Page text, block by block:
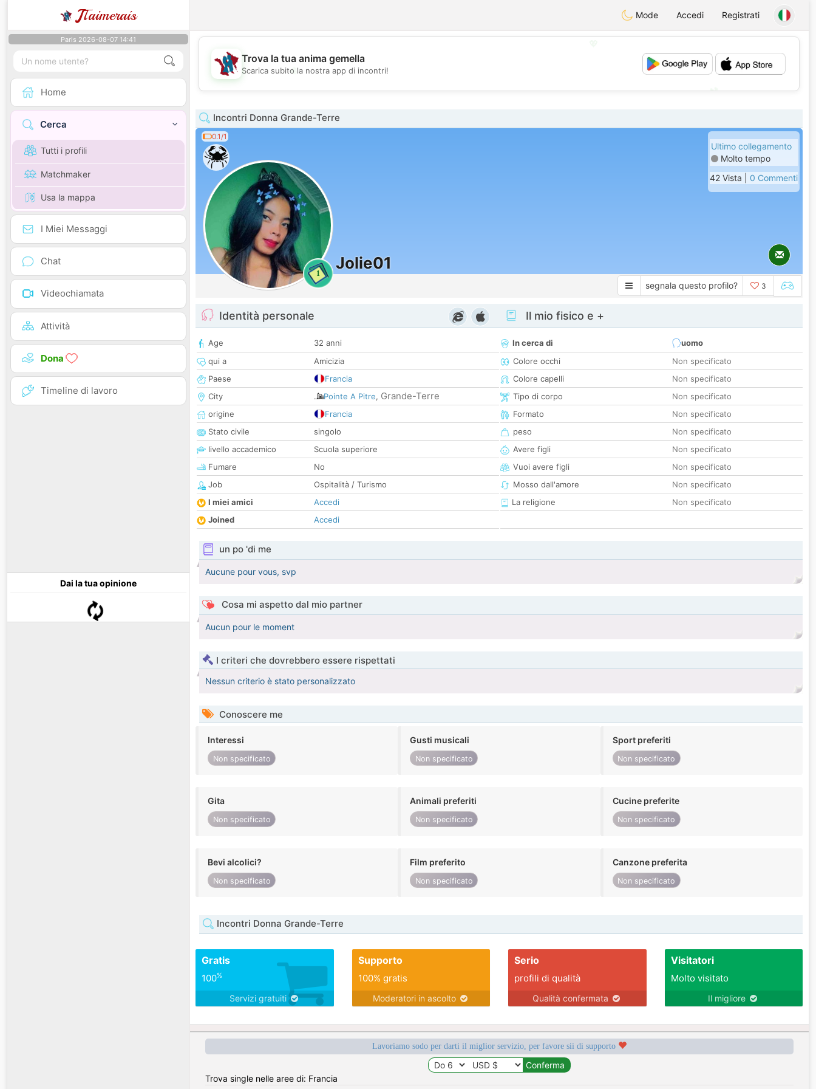
JTaimerais Mode Accedi Registrati
Paris 2026-08-07 14:41
Home
Cerca
Tutti i profili
Matchmaker
Usa la mappa
I Miei Messaggi
Chat
Videochiamata
Attività
Dona
Timeline di lavoro
Dai la tua opinione
💖
💕
Trova la tua anima gemella
Scarica subito la nostra app di incontri!
Incontri Donna Grande-Terre
0.1/1
1
Jolie01
Ultimo collegamento
Molto tempo
42 Vista | 0 Commenti
segnala questo profilo? 3
Identità personale
Age
32 anni
qui a
Amicizia
Paese
Francia
City
Pointe A Pitre, Grande-Terre
origine
Francia
Stato civile
singolo
livello accademico
Scuola superiore
Fumare
No
Job
Ospitalità / Turismo
I miei amici
Accedi
Joined
Accedi
Il mio fisico e +
In cerca di
uomo
Colore occhi
Non specificato
Colore capelli
Non specificato
Tipo di corpo
Non specificato
Formato
Non specificato
peso
Non specificato
Avere figli
Non specificato
Vuoi avere figli
Non specificato
Mosso dall'amore
Non specificato
La religione
Non specificato
un po 'di me
Aucune pour vous, svp
Cosa mi aspetto dal mio partner
Aucun pour le moment
I criteri che dovrebbero essere rispettati
Nessun criterio è stato personalizzato
Conoscere me
Interessi
Non specificato
Gusti musicali
Non specificato
Sport preferiti
Non specificato
Gita
Non specificato
Animali preferiti
Non specificato
Cucine preferite
Non specificato
Bevi alcolici?
Non specificato
Film preferito
Non specificato
Canzone preferita
Non specificato
Incontri Donna Grande-Terre
Gratis
100%
Servizi gratuiti
Supporto
100% gratis
Moderatori in ascolto
Serio
profili di qualità
Qualità confermata
Visitatori
Molto visitato
Il migliore
Lavoriamo sodo per darti il miglior servizio, per favore sii di supporto
Trova single nelle aree di: Francia